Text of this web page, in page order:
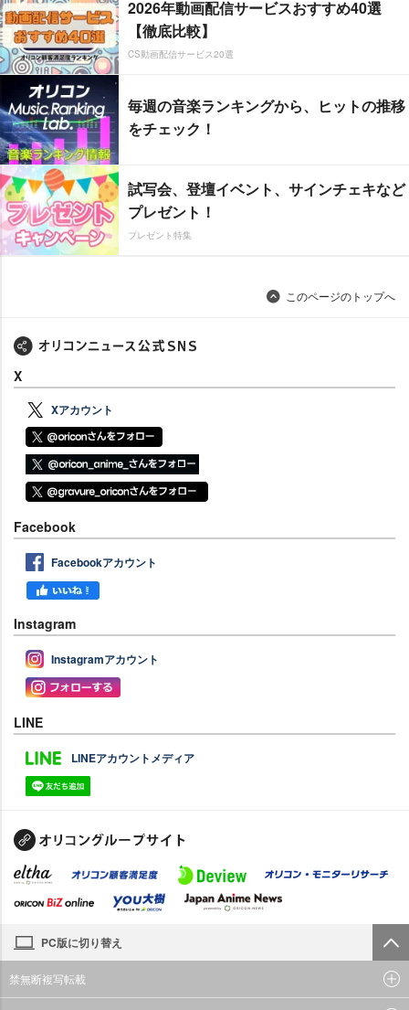
2026年動画配信サービスおすすめ40選
【徹底比較】
CS動画配信サービス20選
毎週の音楽ランキングから、ヒットの推移
をチェック！
試写会、登壇イベント、サインチェキなど
プレゼント！
プレゼント特集
このページのトップへ
X
Xアカウント
Facebook
Facebookアカウント
Instagram
Instagramアカウント
LINE
LINEアカウントメディア
PC版に切り替え
禁無断複写転載